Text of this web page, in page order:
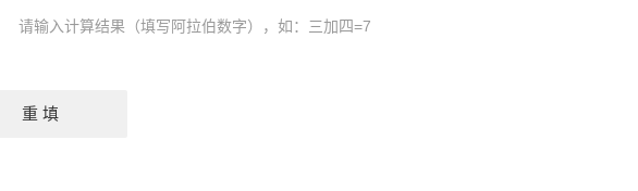
请输入计算结果（填写阿拉伯数字），如：三加四=7